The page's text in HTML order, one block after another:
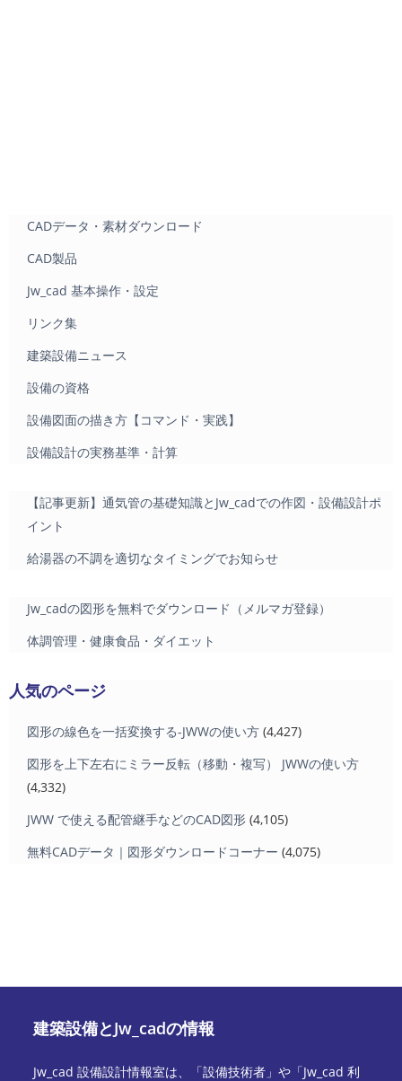
CADデータ・素材ダウンロード
CAD製品
Jw_cad 基本操作・設定
リンク集
建築設備ニュース
設備の資格
設備図面の描き方【コマンド・実践】
設備設計の実務基準・計算
【記事更新】通気管の基礎知識とJw_cadでの作図・設備設計ポ
イント
給湯器の不調を適切なタイミングでお知らせ
Jw_cadの図形を無料でダウンロード（メルマガ登録）
体調管理・健康食品・ダイエット
人気のページ
図形の線色を一括変換する-JWWの使い方 (4,427)
図形を上下左右にミラー反転（移動・複写） JWWの使い方
(4,332)
JWW で使える配管継手などのCAD図形 (4,105)
無料CADデータ｜図形ダウンロードコーナー (4,075)
建築設備とJw_cadの情報
Jw_cad 設備設計情報室は、「設備技術者」や「Jw_cad 利